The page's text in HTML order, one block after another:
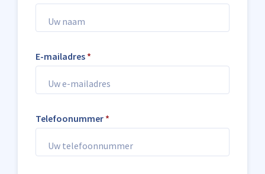
E-mailadres *
Telefoonummer *